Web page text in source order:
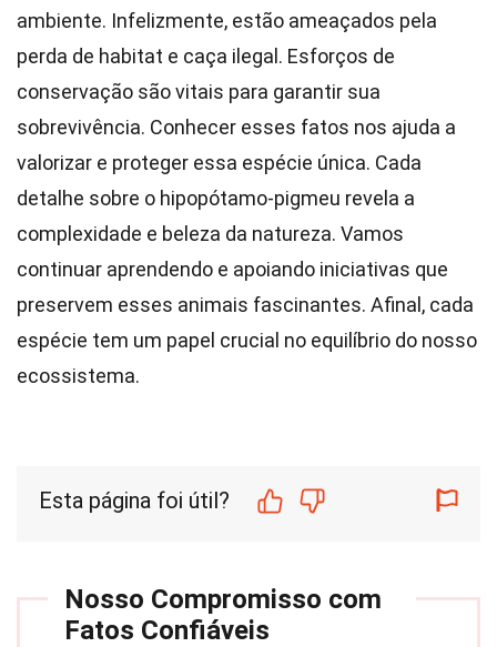
ambiente. Infelizmente, estão ameaçados pela
perda de habitat e caça ilegal. Esforços de
conservação são vitais para garantir sua
sobrevivência. Conhecer esses fatos nos ajuda a
valorizar e proteger essa espécie única. Cada
detalhe sobre o hipopótamo-pigmeu revela a
complexidade e beleza da natureza. Vamos
continuar aprendendo e apoiando iniciativas que
preservem esses animais fascinantes. Afinal, cada
espécie tem um papel crucial no equilíbrio do nosso
ecossistema.
Esta página foi útil?
Nosso Compromisso com
Fatos Confiáveis